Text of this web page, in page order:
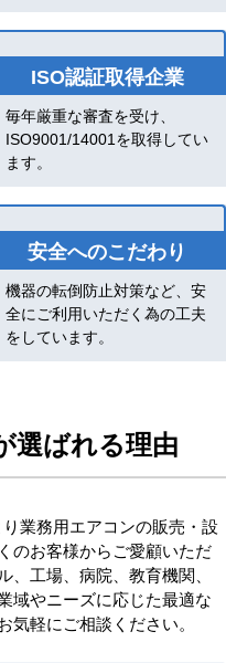
ISO認証取得企業
毎年厳重な審査を受け、
ISO9001/14001を取得してい
ます。
安全へのこだわり
機器の転倒防止対策など、安
全にご利用いただく為の工夫
をしています。
選ばれる理由
業務用エアコンの販売・設
のお客様からご愛顧いただ
工場、病院、教育機関、
域やニーズに応じた最適な
軽にご相談ください。